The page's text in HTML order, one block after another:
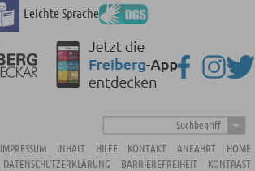
Leichte Sprache
Suchbegriff
IMPRESSUM
INHALT HILFE KONTAKT ANFAHRT
HOME
DATENSCHUTZERKLÄRUNG
BARRIEREFREIHEIT KONTRAST